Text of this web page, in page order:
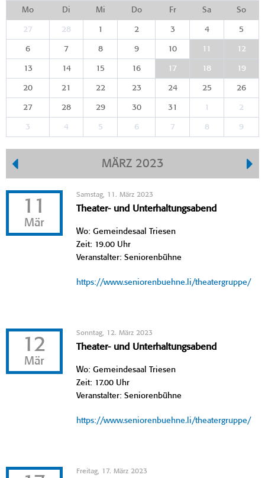
Mo Di Mi Do Fr Sa So
27 28 1 2 3 4 5
6 7 8 9 10 11 12
13 14 15 16 17 18 19
20 21 22 23 24 25 26
27 28 29 30 31 1 2
3 4 5 6 7 8 9
MÄRZ 2023
11
Mär
Samstag, 11. März 2023
Theater- und Unterhaltungsabend
Wo: Gemeindesaal Triesen
Zeit: 19.00 Uhr
Veranstalter: Seniorenbühne
https://www.seniorenbuehne.li/theatergruppe/
12
Mär
Sonntag, 12. März 2023
Theater- und Unterhaltungsabend
Wo: Gemeindesaal Triesen
Zeit: 17.00 Uhr
Veranstalter: Seniorenbühne
https://www.seniorenbuehne.li/theatergruppe/
Freitag, 17. März 2023